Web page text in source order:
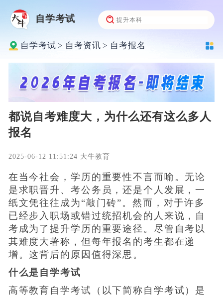
自学考试
自学考试 > 自考资讯 > 自考报名
都说自考难度大，为什么还有这么多人
报名
2025-06-12 11:51:24 大牛教育
在当今社会，学历的重要性不言而喻。无论
是求职晋升、考公务员，还是个人发展，一
纸文凭往往成为“敲门砖”。然而，对于许多
已经步入职场或错过统招机会的人来说，自
考成为了提升学历的重要途径。尽管自考以
其难度大著称，但每年报名的考生都在递
增。这背后的原因值得深思。
什么是自学考试
高等教育自学考试（以下简称自学考试）是